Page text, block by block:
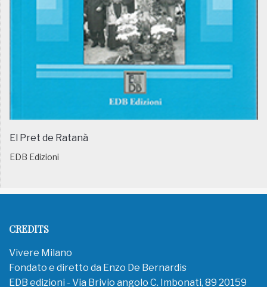
El Pret de Ratanà
EDB Edizioni
CREDITS
Vivere Milano
Fondato e diretto da Enzo De Bernardis
EDB edizioni - Via Brivio angolo C. Imbonati, 89 20159